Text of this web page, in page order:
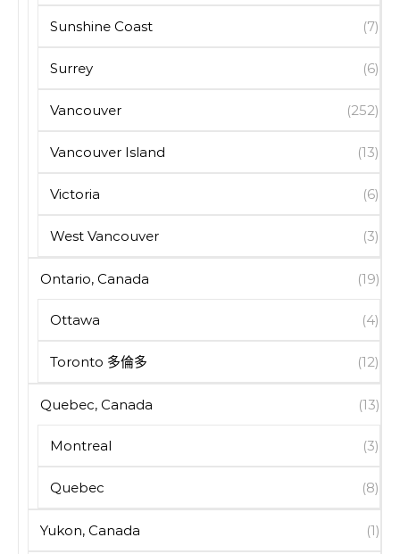
Sunshine Coast (7)
Surrey (6)
Vancouver (252)
Vancouver Island (13)
Victoria (6)
West Vancouver (3)
Ontario, Canada (19)
Ottawa (4)
Toronto 多倫多 (12)
Quebec, Canada (13)
Montreal (3)
Quebec (8)
Yukon, Canada (1)